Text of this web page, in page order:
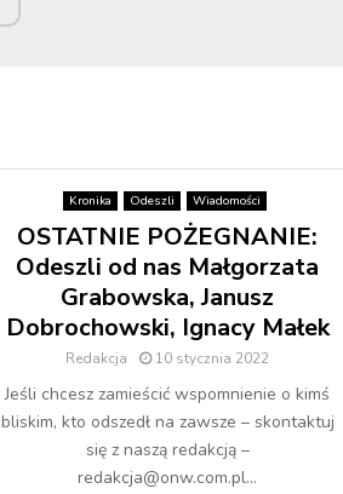
Kronika Odeszli Wiadomości
OSTATNIE POŻEGNANIE:
Odeszli od nas Małgorzata
Grabowska, Janusz
Dobrochowski, Ignacy Małek
Redakcja 10 stycznia 2022
Jeśli chcesz zamieścić wspomnienie o kimś
bliskim, kto odszedł na zawsze – skontaktuj
się z naszą redakcją –
redakcja@onw.com.pl...